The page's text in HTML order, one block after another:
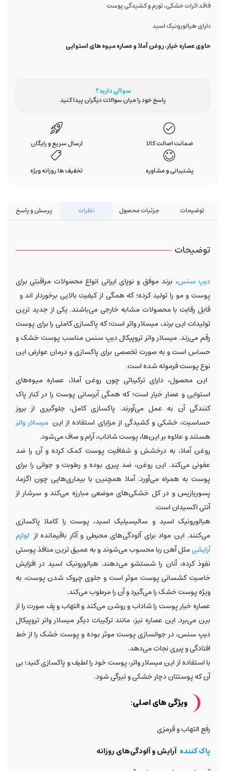
فاقد اثرات خشکی، تورم و کشیدگی پوست
دارای هیالورونیک اسید
حاوی عصاره خیار، روغن آملا و عصاره میوه های استوایی
سوالی دارید؟
پاسخ خود را میان سوالات دیگران پیدا کنید
ضمانت اصالت کالا ارسال سریع و رایگان
پشتیبانی و مشاوره تخفیف ها روزانه ویژه
توضیحات جزئیات محصول نظرات پرسش و پاسخ
توضیحات
دیپ سنس، برند موفق و نوپای ایرانی انواع محصولات مراقبتی برای
پوست و مو را تولید کرده؛ که همگی از کیفیت بالایی برخوردار اند و
قابل رقابت با محصولات مشابه خارجی می‌باشند. یکی از جدید ترین
تولیدات این برند، میسلار واتر است؛ که پاکسازی کاملی را برای پوست
رقم می‌زند. میسلار واتر تروپیکال دیپ سنس مناسب پوست خشک و
حساس است و به صورت تخصصی برای پاکسازی و درمان عوارض این
نوع پوست فرموله شده است.
این محصول، دارای ترکیباتی چون روغن آملا، عصاره میوه‌های
استوایی و عصار خیار است؛ که همگی آبرسانی پوست را در کنار پاک
کنندگی آن به عمل می‌آورند. پاکسازی کامل، جلوگیری از بروز
حساسیت، خشکی و کشیدگی از مزایای استفاده از این میسلار واتر
هستند و علاوه بر این‌ها، پوست شاداب، آرام و صاف می‌شود.
روغن آملا، به درخشش و شفافیت پوست کمک کرده و آن را ضد
عفونی می‌کند. این روغن، ضد پیری بوده و رطوبت و جوانی را برای
پوست به همراه می‌آورد. آملا همچنین با بیماری‌هایی چون اگزما،
پسوریازیس و در کل خشکی‌های موضعی مبارزه می‌کند و سرشار از
آنتی اکسیدان است.
هیالورونیک اسید و سالیسیلیک اسید، پوست را کاملا پاکسازی
می‌کنند. این مواد برای آلودگی‌های محیطی و آثار باقیمانده از لوازم
آرایشیمثل آهن ربا محسوب می‌شوند و به عمیق ترین منافذ پوستی
نفوذ کرده، آنان را شستشو می‌دهند. هیالورونیک اسید در افزایش
خاصیت کشسانی پوست موثر است و جلوی چروک شدن پوست، به
ویژه پوست خشک را می‌گیرد و آن را مرطوب می‌کند.
عصاره خیار پوست را شاداب و روشن می‌کند و التهاب و پف صورت را از
بین می‌برد. این عصاره نیز، مانند ترکیبات دیگر میسلار واتر تروپیکال
دیپ سنس، در جوانسازی پوست موثر بوده و پوست خشک را از خط
افتادگی و پیری نجات می‌دهد.
با استفاده از این میسلار واتر، پوست خود را لطیف و پاکسازی کنید؛ بی
آن که پوستتان دچار خشکی و تیرگی شود.
ویژگی های اصلی:
رفع التهاب و قرمزی
پاک کننده آرایش و آلودگی‌های روزانه